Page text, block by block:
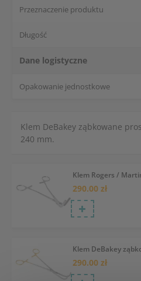
Klem Rogers /
290.00 zł
Klem DeBakey
290.00 zł
Przeznaczenie produktu
Długość
Dane logistyczne
Opakowanie jednostkowe
Klem DeBakey ząbkowane
240 mm.